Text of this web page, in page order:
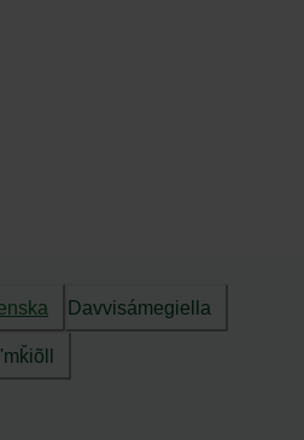
Davvisámegiella